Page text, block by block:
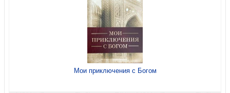
Мои приключения с Богом